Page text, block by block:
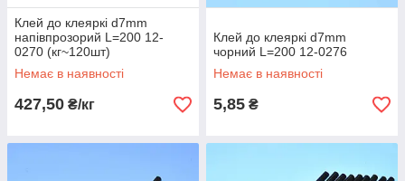
Клей до клеяркі d7mm
напівпрозорий L=200 12-
0270 (кг~120шт)
Немає в наявності
427,50 ₴/кг
Клей до клеяркі d7mm
чорний L=200 12-0276
Немає в наявності
5,85 ₴